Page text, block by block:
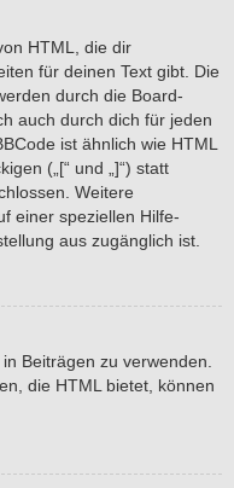
HTML, die dir
für deinen Text gibt. Die
durch die Board-
auch durch dich für jeden
ist ähnlich wie HTML
(„[“ und „]“) statt
Weitere
einer speziellen Hilfe-
aus zugänglich ist.
Beiträgen zu verwenden.
die HTML bietet, können